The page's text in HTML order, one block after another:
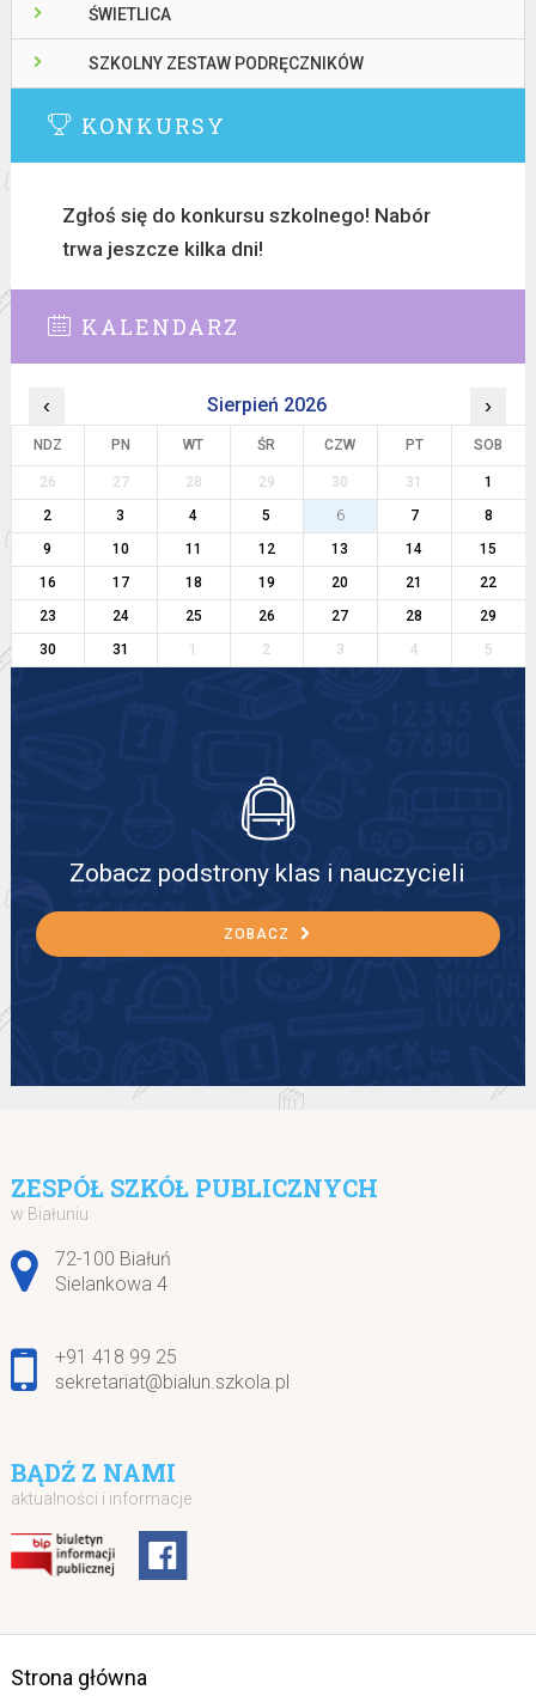
ŚWIETLICA
SZKOLNY ZESTAW PODRĘCZNIKÓW
KONKURSY
Zgłoś się do konkursu szkolnego! Nabór
trwa jeszcze kilka dni!
KALENDARZ
‹ Sierpień 2026 ›
NDZ PN WT ŚR CZW PT SOB
26 27 28 29 30 31
1
2
3 4 5 6 7
8
9
10 11 12 13 14
15
16
17 18 19 20 21
22
23
24 25 26 27 28
29
30
31 1 2 3 4 5
Zobacz podstrony klas i nauczycieli
ZOBACZ
ZESPÓŁ SZKÓŁ PUBLICZNYCH
w Białuniu
Adres pocztowy:
72-100 Białuń
Sielankowa 4
+91 418 99 25
sekretariat@bialun.szkola.pl
BĄDŹ Z NAMI
aktualności i informacje
Strona główna